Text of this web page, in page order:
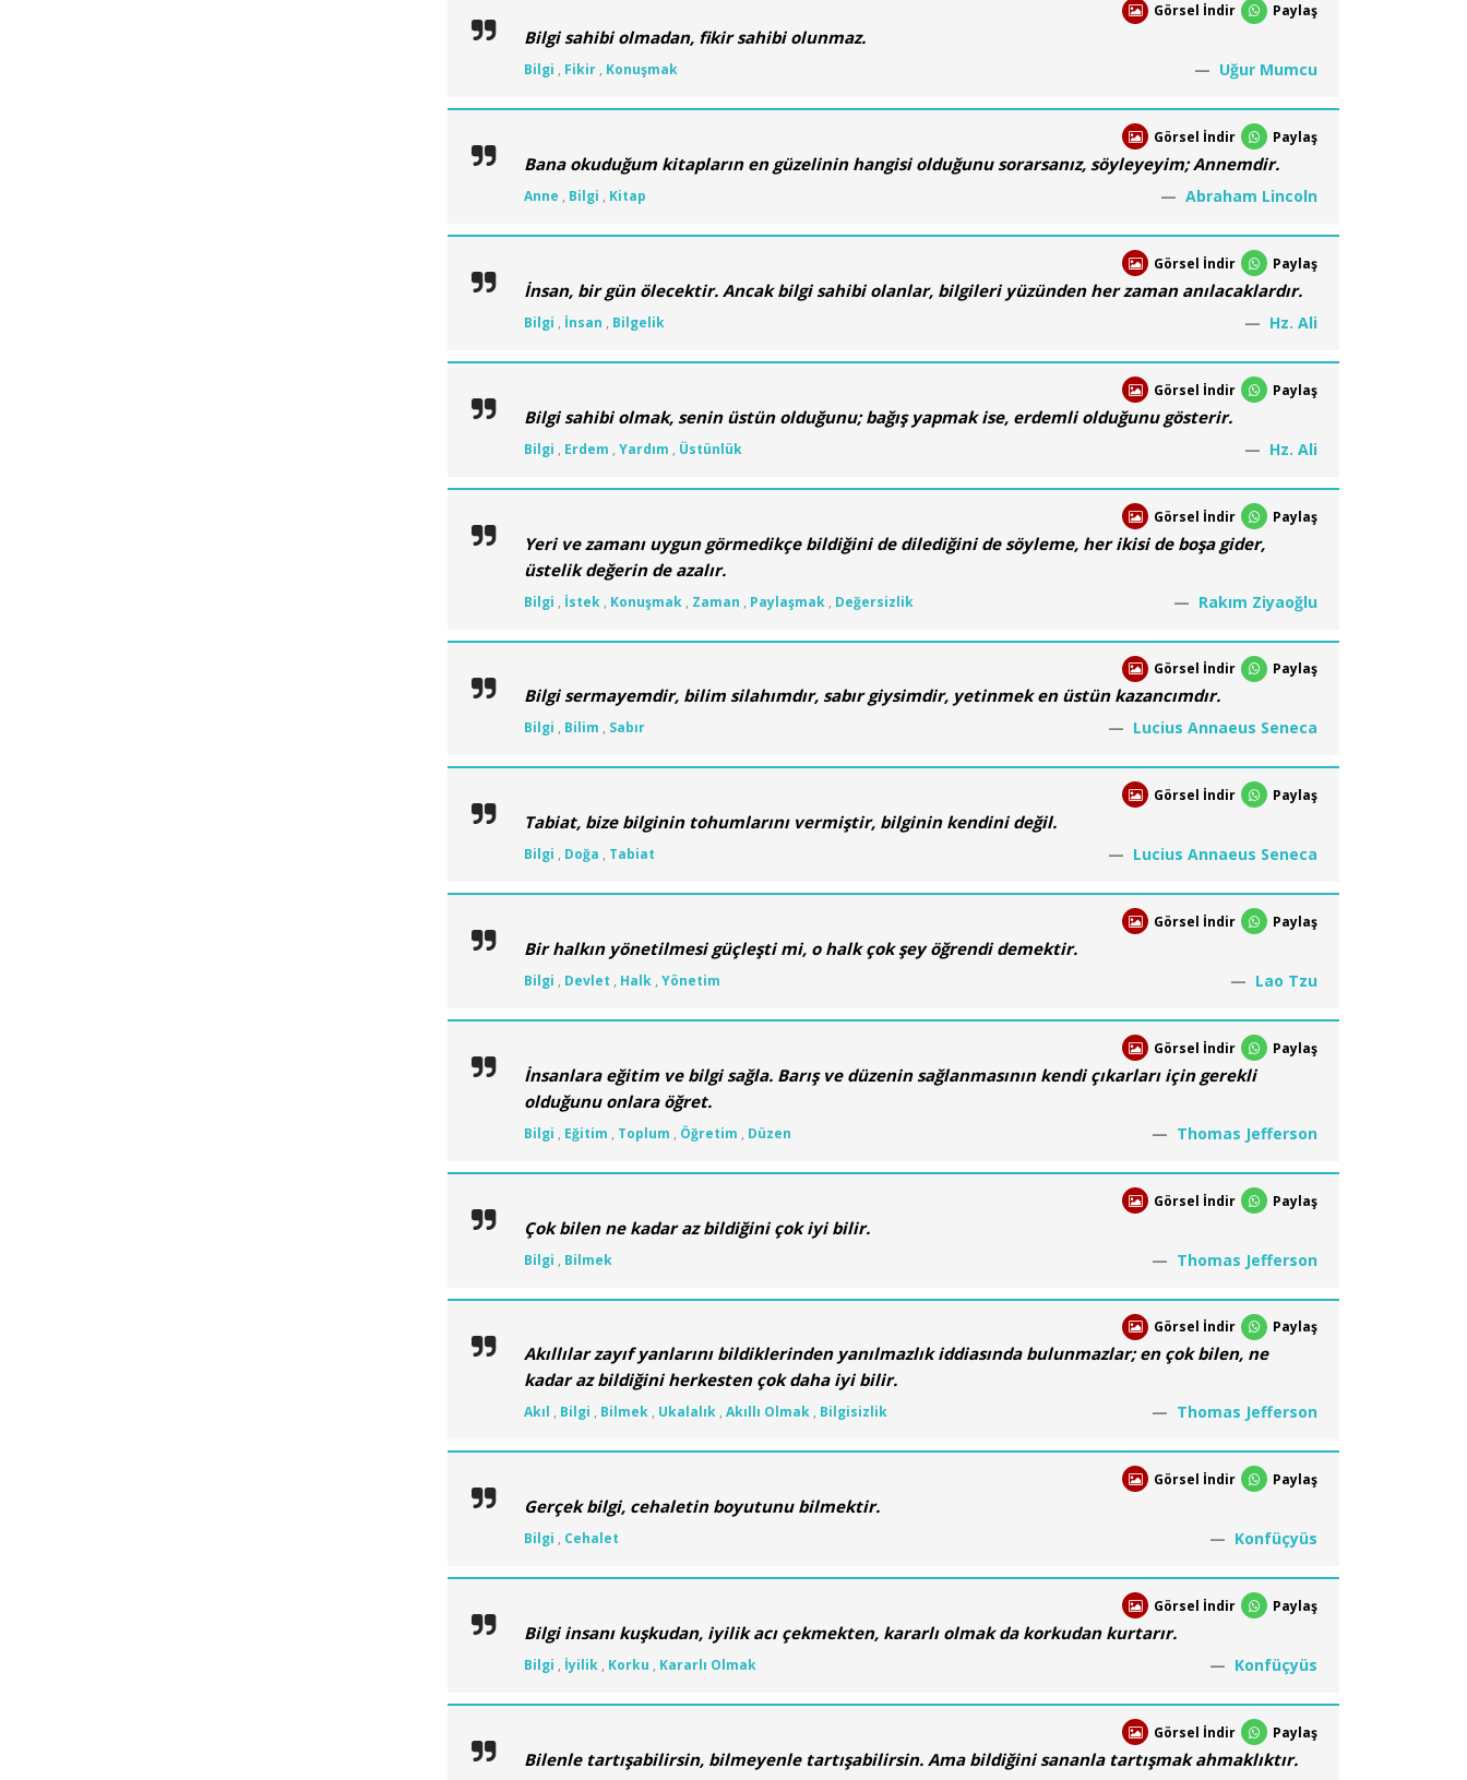
Görsel İndir Paylaş
Bilgi sahibi olmadan, fikir sahibi olunmaz.
Uğur Mumcu
Bilgi , Fikir, Konuşmak
Görsel İndir Paylaş
Bana okuduğum kitapların en güzelinin hangisi olduğunu sorarsanız, söyleyeyim; Annemdir.
Abraham Lincoln
Anne , Bilgi , Kitap
Görsel İndir Paylaş
İnsan, bir gün ölecektir. Ancak bilgi sahibi olanlar, bilgileri yüzünden her zaman anılacaklardır.
Hz. Ali
Bilgi , İnsan , Bilgelik
Görsel İndir Paylaş
Bilgi sahibi olmak, senin üstün olduğunu; bağış yapmak ise, erdemli olduğunu gösterir.
Hz. Ali
Bilgi , Erdem , Yardım , Üstünlük
Görsel İndir Paylaş
Yeri ve zamanı uygun görmedikçe bildiğini de dilediğini de söyleme, her ikisi de boşa gider,
üstelik değerin de azalır.
Rakım Ziyaoğlu
Bilgi , İstek, Konuşmak, Zaman , Paylaşmak, Değersizlik
Görsel İndir Paylaş
Bilgi sermayemdir, bilim silahımdır, sabır giysimdir, yetinmek en üstün kazancımdır.
Lucius Annaeus Seneca
Bilgi , Bilim , Sabır
Görsel İndir Paylaş
Tabiat, bize bilginin tohumlarını vermiştir, bilginin kendini değil.
Lucius Annaeus Seneca
Bilgi , Doğa , Tabiat
Görsel İndir Paylaş
Bir halkın yönetilmesi güçleşti mi, o halk çok şey öğrendi demektir.
Lao Tzu
Bilgi , Devlet , Halk, Yönetim
Görsel İndir Paylaş
İnsanlara eğitim ve bilgi sağla. Barış ve düzenin sağlanmasının kendi çıkarları için gerekli
olduğunu onlara öğret.
Thomas Jefferson
Bilgi , Eğitim , Toplum , Öğretim , Düzen
Görsel İndir Paylaş
Çok bilen ne kadar az bildiğini çok iyi bilir.
Thomas Jefferson
Bilgi , Bilmek
Görsel İndir Paylaş
Akıllılar zayıf yanlarını bildiklerinden yanılmazlık iddiasında bulunmazlar; en çok bilen, ne
kadar az bildiğini herkesten çok daha iyi bilir.
Thomas Jefferson
Akıl , Bilgi , Bilmek, Ukalalık, Akıllı Olmak, Bilgisizlik
Görsel İndir Paylaş
Gerçek bilgi, cehaletin boyutunu bilmektir.
Konfüçyüs
Bilgi , Cehalet
Görsel İndir Paylaş
Bilgi insanı kuşkudan, iyilik acı çekmekten, kararlı olmak da korkudan kurtarır.
Konfüçyüs
Bilgi , İyilik, Korku , Kararlı Olmak
Görsel İndir Paylaş
Bilenle tartışabilirsin, bilmeyenle tartışabilirsin. Ama bildiğini sananla tartışmak ahmaklıktır.